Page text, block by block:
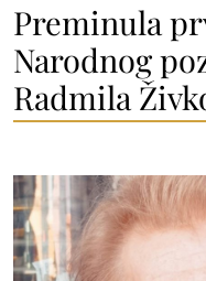
Preminula
Narodnog
Radmila